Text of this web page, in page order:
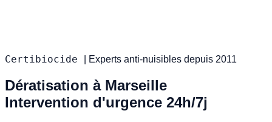
Certibiocide Experts anti-nuisibles depuis 2011
Dératisation à Marseille
Intervention d'urgence 24h/7j